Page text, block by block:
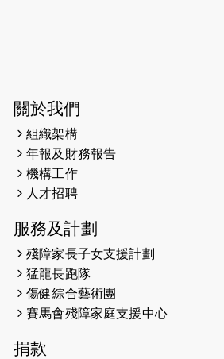
2026-05-28
2026-05-22
2026-05-21
2026-05-14
（19:00開始）
2026-05-07
開始）
2026-04-30
關於我們
組織架構
年報及財務報告
機構工作
人才招聘
服務及計劃
殘障家長子女支援計劃
猛龍長跑隊
傷健綜合藝術團
賽馬會殘障家庭支援中心
捐款